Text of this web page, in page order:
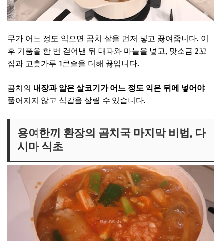
무가 어느 정도 익으면 곰치 살을 먼저 넣고 끓여줍니다. 이
후 거품을 한 번 걷어낸 뒤 대파와 마늘을 넣고, 맛소금 2꼬
집과 고춧가루 1큰술을 더해 끓입니다.
곰치의 내장과 알은 살코기가 어느 정도 익은 뒤에 넣어야
풀어지지 않고 식감을 살릴 수 있습니다.
용여한끼 환장의 곰치국 마지막 비법, 다
시마 식초